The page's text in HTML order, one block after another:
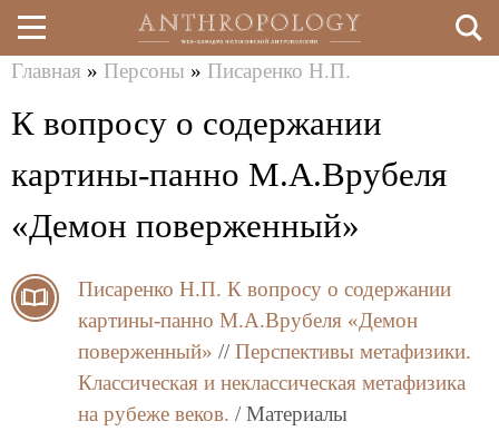
Перейти
к
здесь
Главная » Персоны » Писаренко Н.П.
К вопросу о содержании
картины-панно М.А.Врубеля
«Демон поверженный»
Писаренко Н.П. К вопросу о содержании
картины-панно М.А.Врубеля «Демон
поверженный» // Перспективы метафизики.
Классическая и неклассическая метафизика
на рубеже веков. / Материалы